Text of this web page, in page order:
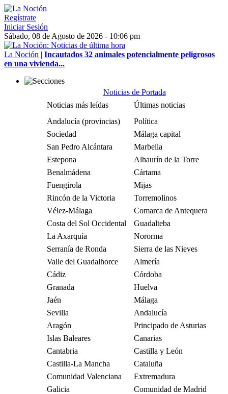
Regístrate
Iniciar Sesión
Sábado, 08 de Agosto de 2026 - 10:06 pm
La Noción | Incautados 32 animales potencialmente peligrosos
en una vivienda...
Noticias de Portada
Noticias más leídas
Últimas noticias
Andalucía (provincias)
Política
Sociedad
Málaga capital
San Pedro Alcántara
Marbella
Estepona
Alhaurín de la Torre
Benalmádena
Cártama
Fuengirola
Mijas
Rincón de la Victoria
Torremolinos
Vélez-Málaga
Comarca de Antequera
Costa del Sol Occidental
Guadalteba
La Axarquía
Nororma
Serranía de Ronda
Sierra de las Nieves
Valle del Guadalhorce
Almería
Cádiz
Córdoba
Granada
Huelva
Jaén
Málaga
Sevilla
Andalucía
Aragón
Principado de Asturias
Islas Baleares
Canarias
Cantabria
Castilla y León
Castilla-La Mancha
Cataluña
Comunidad Valenciana
Extremadura
Galicia
Comunidad de Madrid